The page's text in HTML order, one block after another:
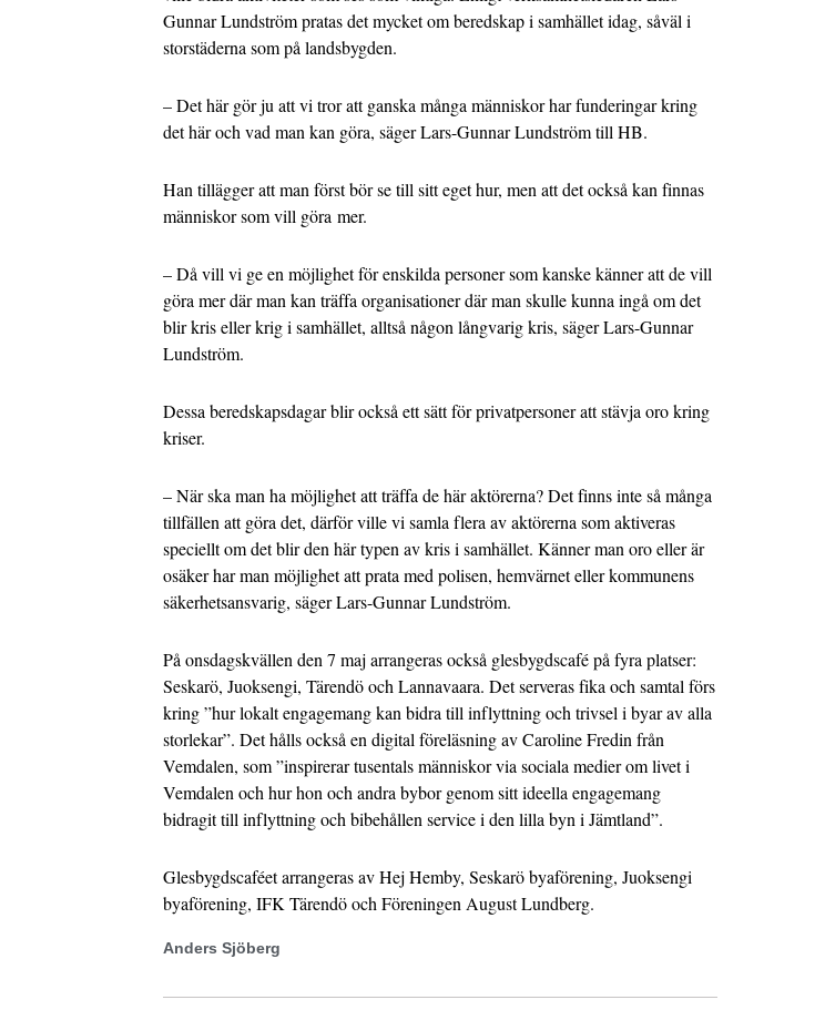
Gunnar Lundström pratas det mycket om beredskap i samhället idag, såväl i
storstäderna som på landsbygden.
– Det här gör ju att vi tror att ganska många människor har funderingar kring
det här och vad man kan göra, säger Lars-Gunnar Lundström till HB.
Han tillägger att man först bör se till sitt eget hur, men att det också kan finnas
människor som vill göra mer.
– Då vill vi ge en möjlighet för enskilda personer som kanske känner att de vill
göra mer där man kan träffa organisationer där man skulle kunna ingå om det
blir kris eller krig i samhället, alltså någon långvarig kris, säger Lars-Gunnar
Lundström.
Dessa beredskapsdagar blir också ett sätt för privatpersoner att stävja oro kring
kriser.
– När ska man ha möjlighet att träffa de här aktörerna? Det finns inte så många
tillfällen att göra det, därför ville vi samla flera av aktörerna som aktiveras
speciellt om det blir den här typen av kris i samhället. Känner man oro eller är
osäker har man möjlighet att prata med polisen, hemvärnet eller kommunens
säkerhetsansvarig, säger Lars-Gunnar Lundström.
På onsdagskvällen den 7 maj arrangeras också glesbygdscafé på fyra platser:
Seskarö, Juoksengi, Tärendö och Lannavaara. Det serveras fika och samtal förs
kring ”hur lokalt engagemang kan bidra till inflyttning och trivsel i byar av alla
storlekar”. Det hålls också en digital föreläsning av Caroline Fredin från
Vemdalen, som ”inspirerar tusentals människor via sociala medier om livet i
Vemdalen och hur hon och andra bybor genom sitt ideella engagemang
bidragit till inflyttning och bibehållen service i den lilla byn i Jämtland”.
Glesbygdscaféet arrangeras av Hej Hemby, Seskarö byaförening, Juoksengi
byaförening, IFK Tärendö och Föreningen August Lundberg.
Anders Sjöberg